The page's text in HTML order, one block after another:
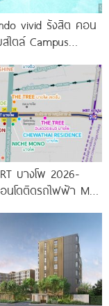
vivid รังสิต คอน
ไตล์ Campus
ง
บางโพ 2026-
โดติดรถไฟฟ้า MRT